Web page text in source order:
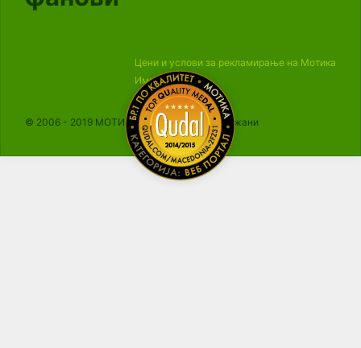
Цени и услови за рекламирање на Мотика
Импресум
© 2006 - 2019 МОТИКА, Сите права се задржани